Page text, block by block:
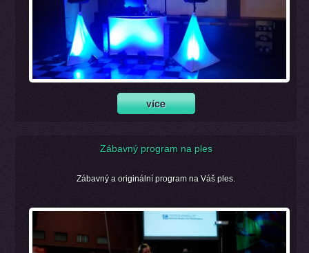
Zábavný program na ples
Zábavný a originální program na Váš ples.